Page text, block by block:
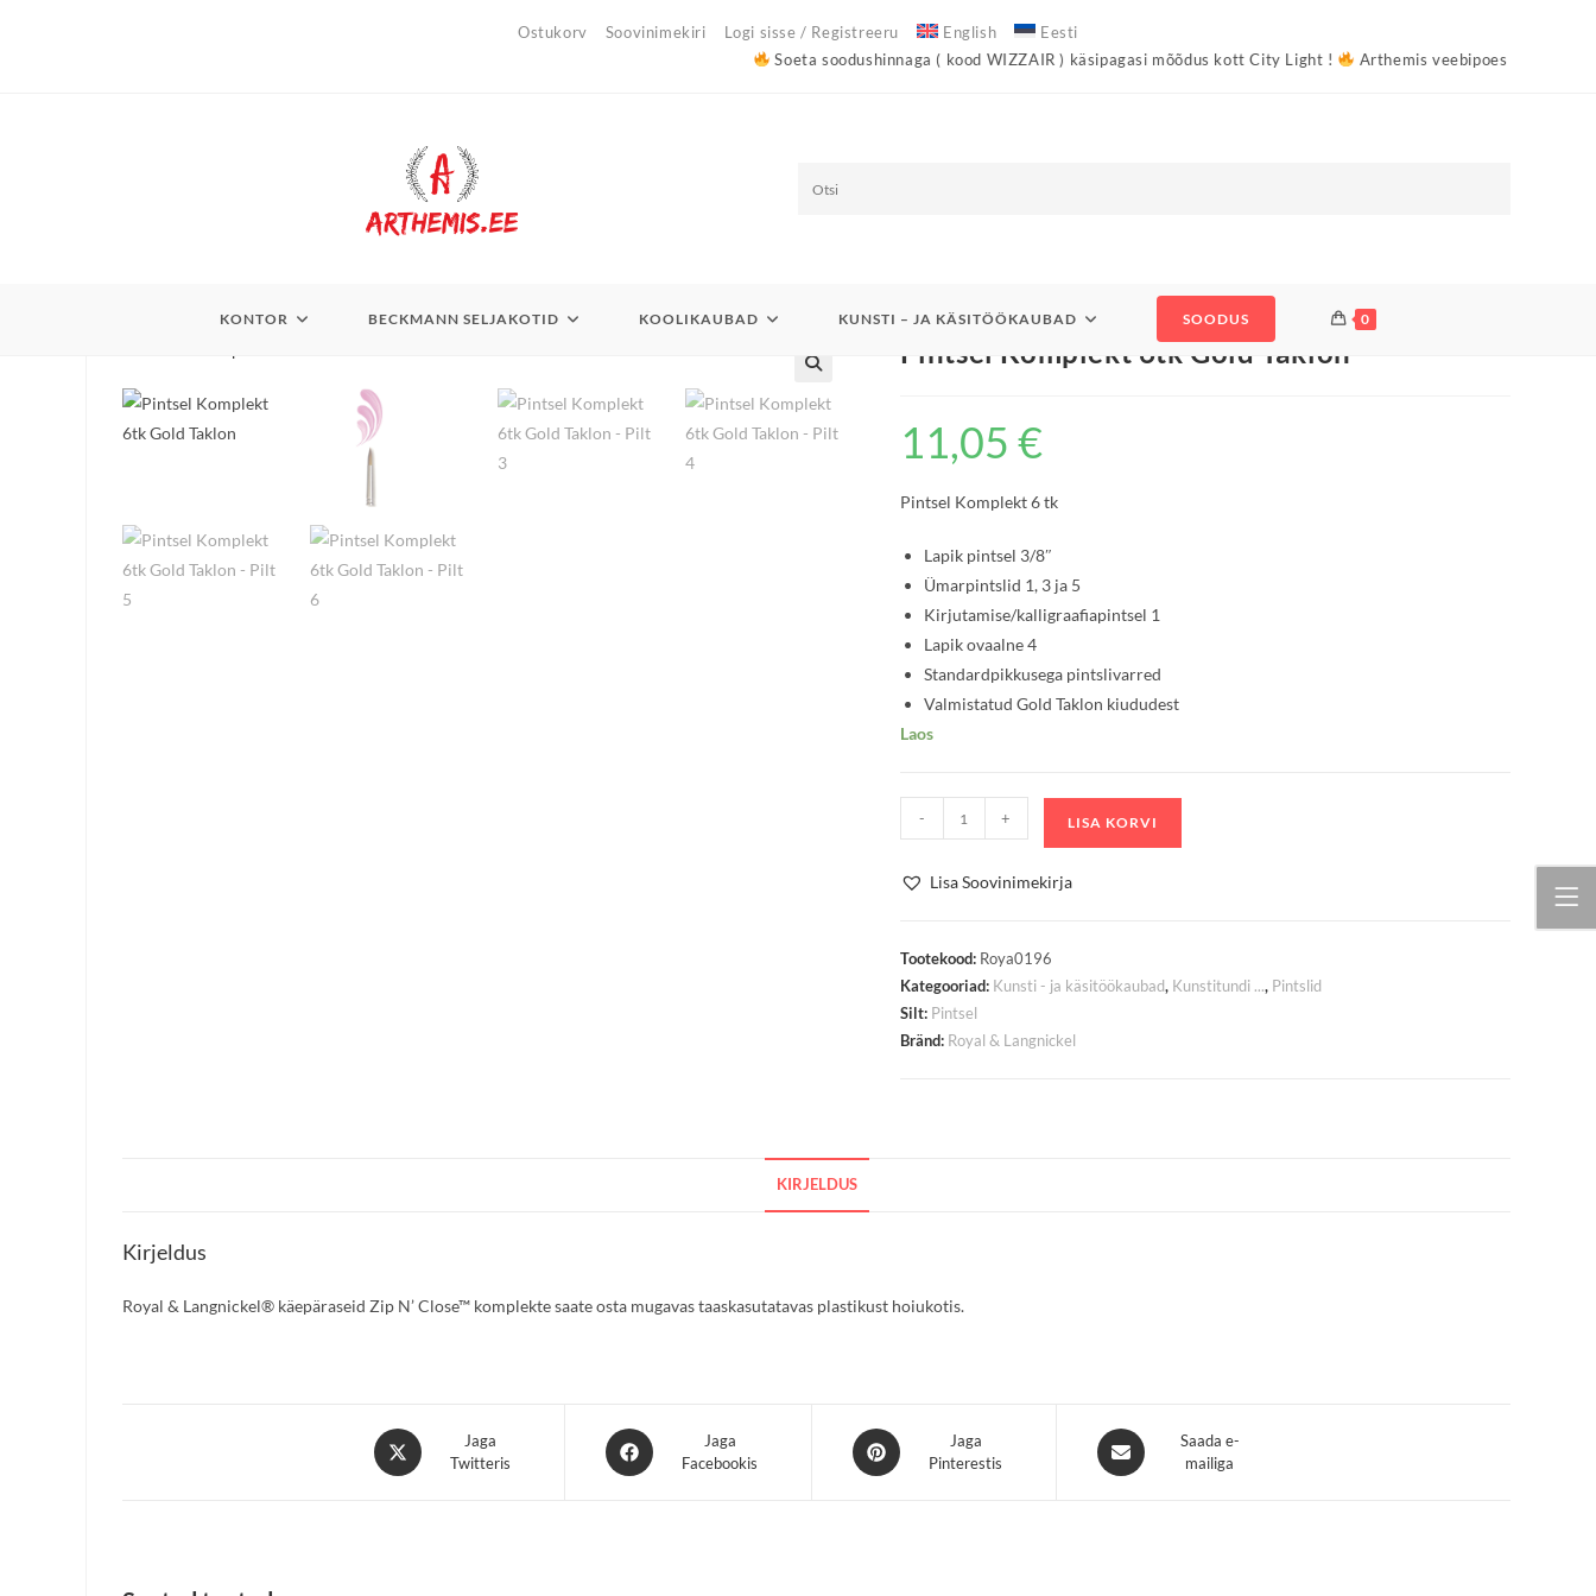
Ostukorv Soovinimekiri Logi sisse / Registreeru English
Eesti
Soeta soodushinnaga ( kood WIZZAIR ) käsipagasi mõõdus kott City Light !
Arthemis veebipoes on tasuta saatmine
O
KONTOR BECKMANN SELJAKOTID KOOLIKAUBAD KUNSTI – JA KÄSITÖÖKAUBAD SOODUS 0
Pintsel Komplekt 6tk Gold Taklon
11,05 €
Pintsel Komplekt 6 tk
Lapik pintsel 3/8″
Ümarpintslid 1, 3 ja 5
Kirjutamise/kalligraafiapintsel 1
Lapik ovaalne 4
Standardpikkusega pintslivarred
Valmistatud Gold Taklon kiududest
Laos
Komplekt
kogus
- + LISA KORVI
Lisa Soovinimekirja
Tootekood: Roya0196
Kategooriad: Kunsti - ja käsitöökaubad, Kunstitundi ..., Pintslid
Silt: Pintsel
Bränd: Royal & Langnickel
KIRJELDUS
Kirjeldus
Royal & Langnickel® käepäraseid Zip N’ Close™ komplekte saate osta mugavas taaskasutatavas plastikust hoiukotis.
Opens
in
Jaga
Twitteris
Opens
in
Jaga
Facebookis
Opens
in
Jaga
Pinterestis
Opens
in
Saada e-
mailiga